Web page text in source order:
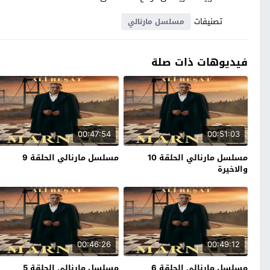
تصنيفات
مسلسل مارنالي
فيديوهات ذات صلة
00:51:03
مسلسل مارنالي الحلقة 10
والاخيرة
00:47:54
مسلسل مارنالي الحلقة 9
00:49:12
00:46:26